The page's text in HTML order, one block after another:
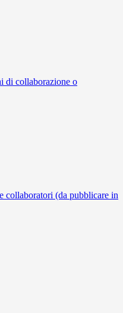
di collaborazione o
collaboratori (da pubblicare in